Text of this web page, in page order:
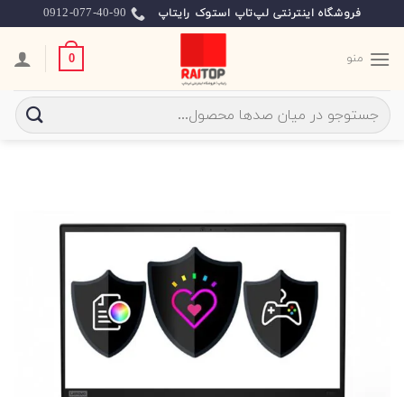
to
content
فروشگاه اینترنتی لپ‌تاپ استوک رایتاپ 0912-077-40-90
منو 0
جستجو
برای: